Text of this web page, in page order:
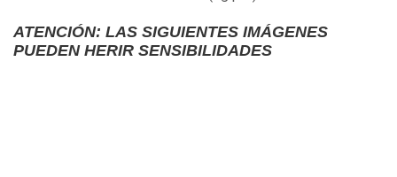
ATENCIÓN: LAS SIGUIENTES IMÁGENES
PUEDEN HERIR SENSIBILIDADES